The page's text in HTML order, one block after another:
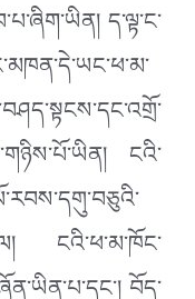
ད་ལྟ་ང་
ངའི་
ངའི་ཕ་མ་ཁོང་